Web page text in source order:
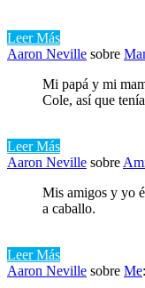
Leer Más
Aaron Neville sobre
Mi papá y mi
Cole, así que
Leer Más
Aaron Neville sobre
Mis amigos y yo
a caballo.
Leer Más
Aaron Neville sobre Me: